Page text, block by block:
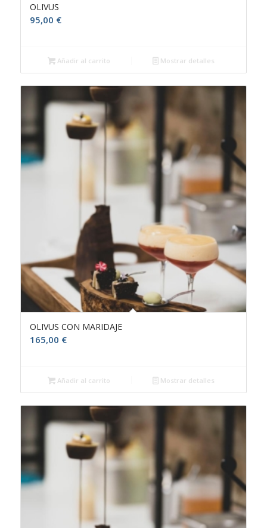
OLIVUS
95,00 €
Añadir al carrito Mostrar detalles
OLIVUS CON MARIDAJE
165,00 €
Añadir al carrito Mostrar detalles